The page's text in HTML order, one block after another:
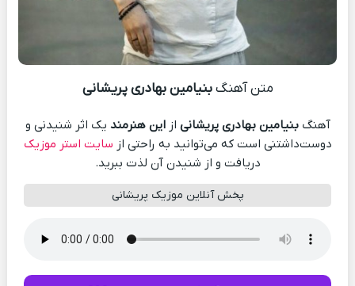
متن آهنگبنیامین بهادری پریشانی
آهنگبنیامین بهادری پریشانی ازاین هنرمند یک اثر شنیدنی و
دوست‌داشتنی است که می‌توانید به راحتی از سایت استر موزیک
دریافت و از شنیدن آن لذت ببرید.
پخش آنلاین موزیک پریشانی